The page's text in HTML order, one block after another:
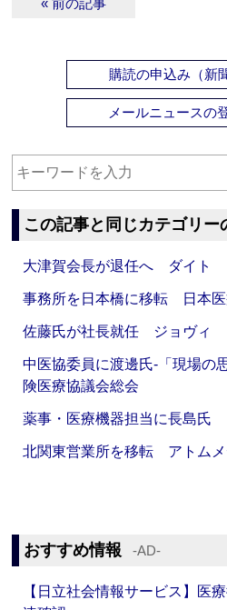
« 前の記事
購読の申込み（新
メールニュースの
この記事と同じカテゴリー
大津賀会長が退任へ ダイト
事務所を日本橋に移転 日本医
佐藤氏が社長就任 ジョヴィ
中医協委員に渡邊氏‐「現場
険医療協議会総会
薬事・医療機器担当に長島氏
北関東営業所を移転 アトム
おすすめ情報 ‐AD‐
【日立社会情報サービス】医